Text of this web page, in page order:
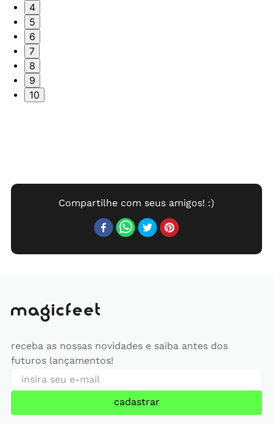
4
5
6
7
8
9
10
receba as nossas novidades e saiba antes dos
futuros lançamentos!
cadastrar